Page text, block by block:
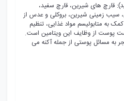
اسید): قارچ های شیرین، قارچ سفید،
سیب زمینی شیرین، بروکلی و عدس از
ب ۵ هستند. کمک به متابولیسم مواد غذایی، تنظیم
پوست از وظایف این ویتامین است.
به مسائل پوستی از جمله آکنه می